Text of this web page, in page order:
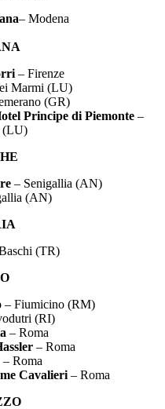
– Modena
– Firenze
Marmi (LU)
(GR)
Principe di Piemonte –
(LU)
– Senigallia (AN)
(AN)
(TR)
– Fiumicino (RM)
(RI)
– Roma
– Roma
– Roma
Cavalieri – Roma